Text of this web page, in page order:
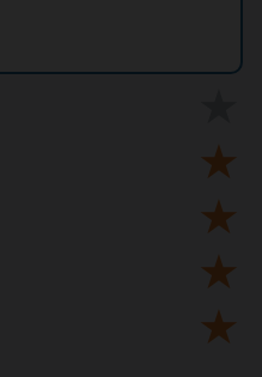
★
★
★
★